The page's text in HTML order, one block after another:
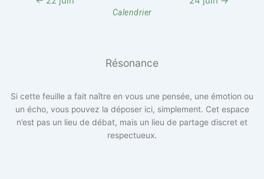
Calendrier
Résonance
Si cette feuille a fait naître en vous une pensée, une émotion ou
un écho, vous pouvez la déposer ici, simplement. Cet espace
n’est pas un lieu de débat, mais un lieu de partage discret et
respectueux.